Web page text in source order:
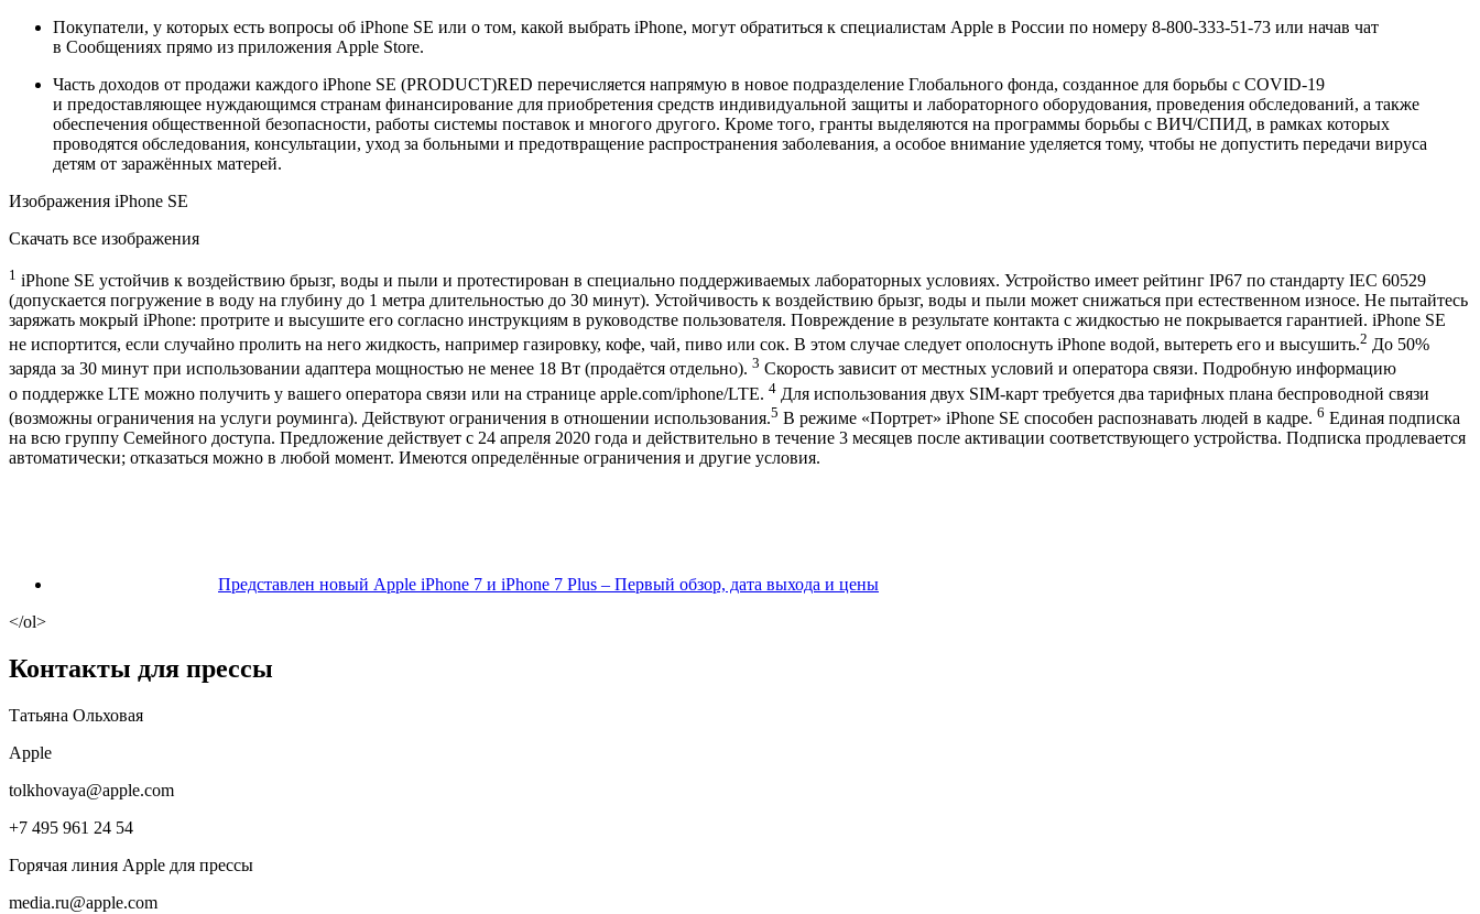
Покупатели, у которых есть вопросы об iPhone SE или о том, какой выбрать iPhone, могут обратиться к специалистам Apple в России по номеру 8‑800‑333‑51‑73 или начав чат
в Сообщениях прямо из приложения Apple Store.
Часть доходов от продажи каждого iPhone SE (PRODUCT)RED перечисляется напрямую в новое подразделение Глобального фонда, созданное для борьбы с COVID-19
и предоставляющее нуждающимся странам финансирование для приобретения средств индивидуальной защиты и лабораторного оборудования, проведения обследований, а также
обеспечения общественной безопасности, работы системы поставок и многого другого. Кроме того, гранты выделяются на программы борьбы с ВИЧ/СПИД, в рамках которых
проводятся обследования, консультации, уход за больными и предотвращение распространения заболевания, а особое внимание уделяется тому, чтобы не допустить передачи вируса
детям от заражённых матерей.
Изображения iPhone SE
Скачать все изображения
1 iPhone SE устойчив к воздействию брызг, воды и пыли и протестирован в специально поддерживаемых лабораторных условиях. Устройство имеет рейтинг IP67 по стандарту IEC 60529
(допускается погружение в воду на глубину до 1 метра длительностью до 30 минут). Устойчивость к воздействию брызг, воды и пыли может снижаться при естественном износе. Не пытайтесь
заряжать мокрый iPhone: протрите и высушите его согласно инструкциям в руководстве пользователя. Повреждение в результате контакта с жидкостью не покрывается гарантией. iPhone SE
не испортится, если случайно пролить на него жидкость, например газировку, кофе, чай, пиво или сок. В этом случае следует ополоснуть iPhone водой, вытереть его и высушить.2 До 50%
заряда за 30 минут при использовании адаптера мощностью не менее 18 Вт (продаётся отдельно). 3 Скорость зависит от местных условий и оператора связи. Подробную информацию
о поддержке LTE можно получить у вашего оператора связи или на странице apple.com/iphone/LTE. 4 Для использования двух SIM‑карт требуется два тарифных плана беспроводной связи
(возможны ограничения на услуги роуминга). Действуют ограничения в отношении использования.5 В режиме «Портрет» iPhone SE способен распознавать людей в кадре. 6 Единая подписка
на всю группу Семейного доступа. Предложение действует c 24 апреля 2020 года и действительно в течение 3 месяцев после активации соответствующего устройства. Подписка продлевается
автоматически; отказаться можно в любой момент. Имеются определённые ограничения и другие условия.
Представлен новый Apple iPhone 7 и iPhone 7 Plus – Первый обзор, дата выхода и цены
</ol>
Контакты для прессы
Татьяна Ольховая
Apple
tolkhovaya@apple.com
+7 495 961 24 54
Горячая линия Apple для прессы
media.ru@apple.com